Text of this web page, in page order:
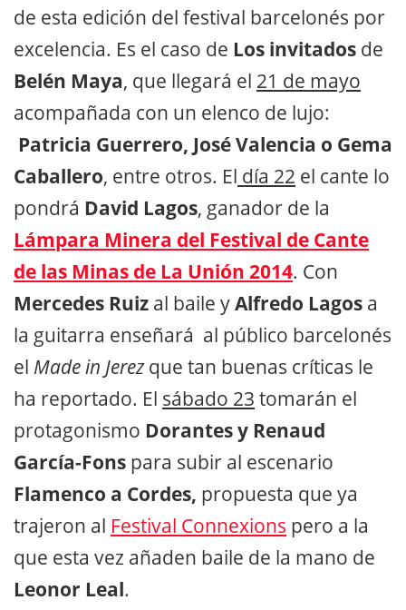
de esta edición del festival barcelonés por
excelencia. Es el caso de Los invitados de
Belén Maya, que llegará el 21 de mayo
acompañada con un elenco de lujo:
Patricia Guerrero, José Valencia o Gema
Caballero, entre otros. El día 22 el cante lo
pondrá David Lagos, ganador de la
Lámpara Minera del Festival de Cante
de las Minas de La Unión 2014. Con
Mercedes Ruiz al baile yAlfredo Lagos a
la guitarra enseñará al público barcelonés
el Made in Jerez que tan buenas críticas le
ha reportado. El sábado 23 tomarán el
protagonismo Dorantes y Renaud
García-Fons para subir al escenario
Flamenco a Cordes, propuesta que ya
trajeron al Festival Connexions pero a la
que esta vez añaden baile de la mano de
Leonor Leal.